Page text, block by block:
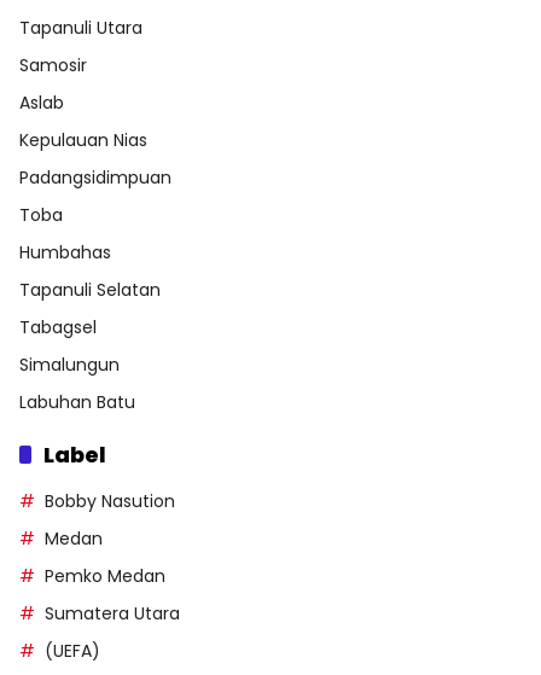
Tapanuli Utara
Samosir
Aslab
Kepulauan Nias
Padangsidimpuan
Toba
Humbahas
Tapanuli Selatan
Tabagsel
Simalungun
Labuhan Batu
Label
Bobby Nasution
Medan
Pemko Medan
Sumatera Utara
(UEFA)